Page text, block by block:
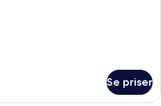
Se priser